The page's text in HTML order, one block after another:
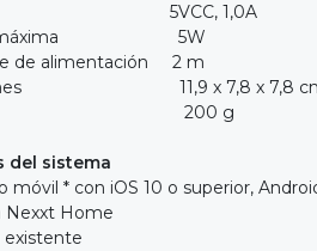
5VCC, 1,0A
máxima 5W
de alimentación 2 m
11,9 x 7,8 x 7,8
200 g
del sistema
móvil * con iOS 10 o superior,
Nexxt Home
existente